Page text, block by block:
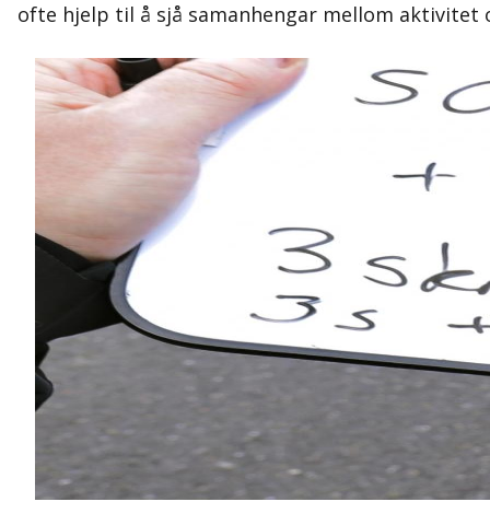
ofte hjelp til å sjå samanhengar mellom